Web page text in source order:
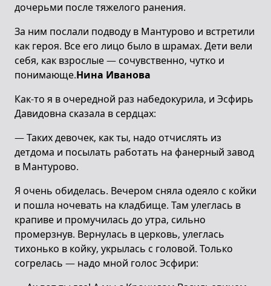
дочерьми после тяжелого ранения.
За ним послали подводу в Мантурово и встретили
как героя. Все его лицо было в шрамах. Дети вели
себя, как взрослые — сочувственно, чутко и
понимающе.Нина Иванова
Как-то я в очередной раз набедокурила, и Эсфирь
Давидовна сказала в сердцах:
— Таких девочек, как ты, надо отчислять из
детдома и посылать работать на фанерный завод
в Мантурово.
Я очень обиделась. Вечером сняла одеяло с койки
и пошла ночевать на кладбище. Там улеглась в
крапиве и промучилась до утра, сильно
промерзнув. Вернулась в церковь, улеглась
тихонько в койку, укрылась с головой. Только
согрелась — надо мной голос Эсфири: